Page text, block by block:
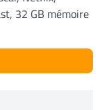
32 GB mémoire